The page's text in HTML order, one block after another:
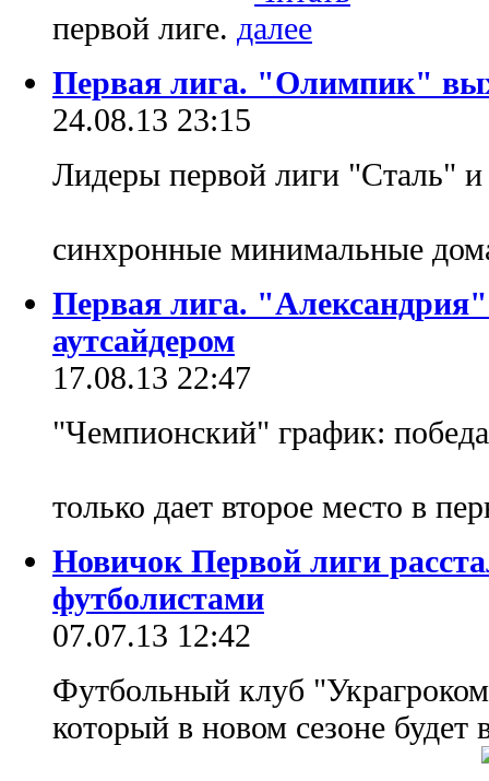
первой лиге.
Первая лига. "Олимпик"
24.08.13 23:15
Лидеры первой лиги "Сталь"
синхронные минимальные
Первая лига. "Александрия"
аутсайдером
17.08.13 22:47
"Чемпионский" график:
только дает второе место в
Новичок Первой лиги
футболистами
07.07.13 12:42
Футбольный клуб
который в новом сезоне будет